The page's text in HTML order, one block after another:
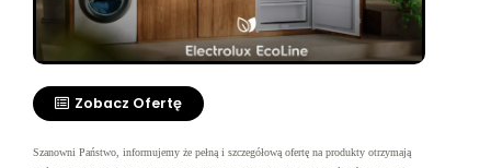
Zobacz Ofertę
Szanowni Państwo, informujemy że pełną i szczegółową ofertę na produkty otrzymają